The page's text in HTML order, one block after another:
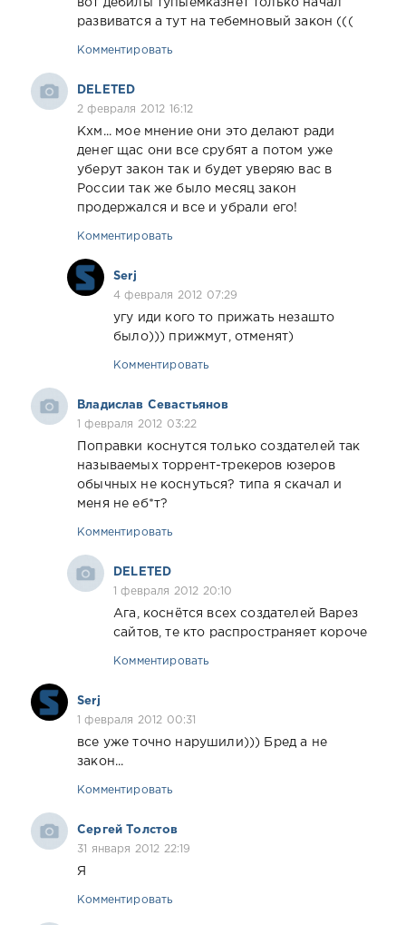
вот дебилы тупыемказнет только начал
развиватся а тут на тебемновый закон (((
Комментировать
DELETED
2 февраля 2012 16:12
Кхм... мое мнение они это делают ради
денег щас они все срубят а потом уже
уберут закон так и будет уверяю вас в
России так же было месяц закон
продержался и все и убрали его!
Комментировать
Serj
4 февраля 2012 07:29
угу иди кого то прижать незашто
было))) прижмут, отменят)
Комментировать
Владислав Севастьянов
1 февраля 2012 03:22
Поправки коснутся только создателей так
называемых торрент-трекеров юзеров
обычных не коснуться? типа я скачал и
меня не еб*т?
Комментировать
DELETED
1 февраля 2012 20:10
Ага, коснётся всех создателей Варез
сайтов, те кто распространяет короче
Комментировать
Serj
1 февраля 2012 00:31
все уже точно нарушили))) Бред а не
закон...
Комментировать
Сергей Толстов
31 января 2012 22:19
Я
Комментировать